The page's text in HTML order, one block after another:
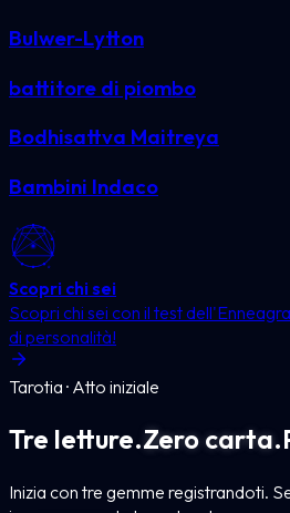
Bulwer-Lytton
battitore di piombo
Bodhisattva Maitreya
Bambini Indaco
Scopri chi sei
Scopri chi sei con il test
di personalità!
Tarotia · Atto iniziale
Tre letture.Zero carta.
Inizia con tre gemme registrandoti.